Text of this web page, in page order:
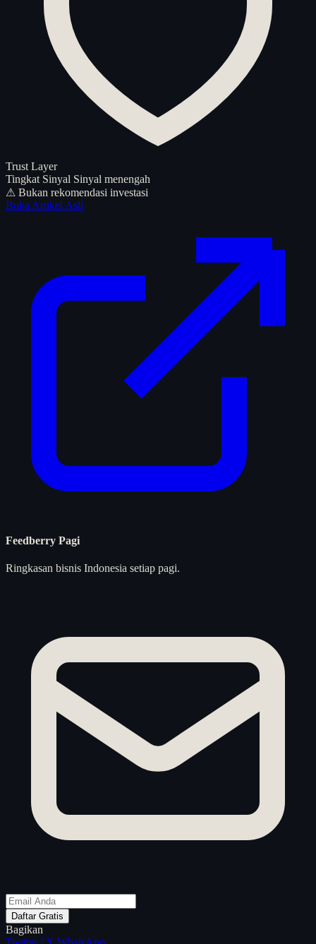
Trust Layer
Tingkat Sinyal Sinyal menengah
⚠ Bukan rekomendasi investasi
Buka Artikel Asli
Feedberry Pagi
Ringkasan bisnis Indonesia setiap pagi.
Daftar Gratis
Bagikan